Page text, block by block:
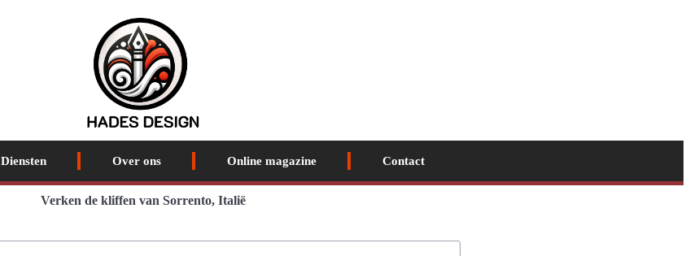
Diensten Over ons Online magazine Contact
Verken de kliffen van Sorrento, Italië